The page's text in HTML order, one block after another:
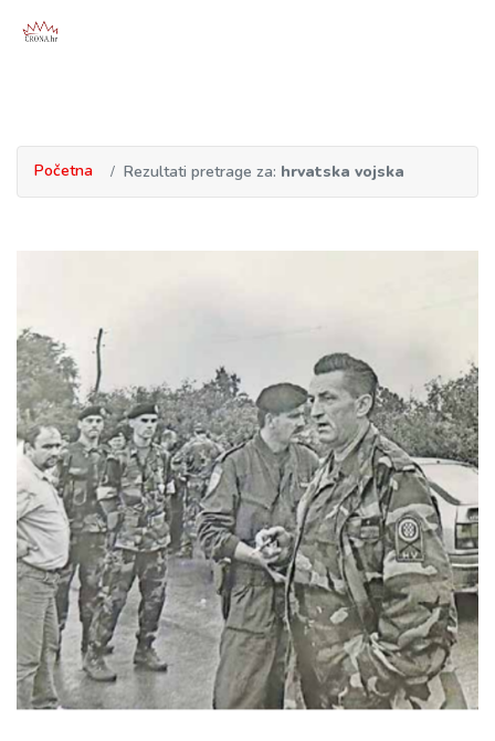
Početna Rezultati pretrage za: hrvatska vojska